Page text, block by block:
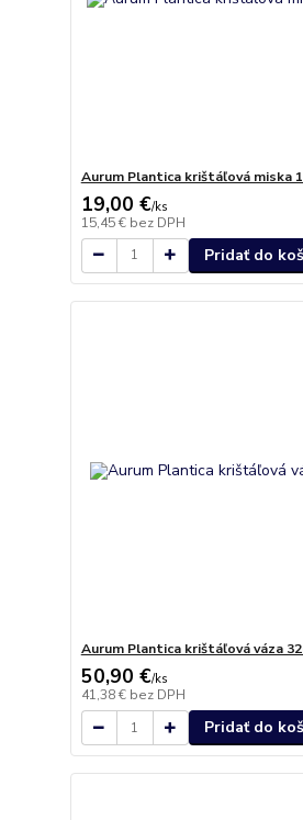
Aurum Plantica krištáľová miska
19,00 €/ks
15,45 € bez DPH
Pridať do
Aurum Plantica krištáľová váza
50,90 €/ks
41,38 € bez DPH
Pridať do